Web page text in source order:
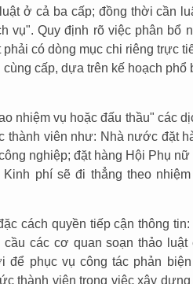
ở cả ba cấp; đồng thời cần
vụ". Quy định rõ việc phân bổ
có dòng mục chi riêng trực
cấp, dựa trên kế hoạch phổ
nhiệm vụ hoặc đấu thầu" các
thành viên như: Nhà nước đặt
nghiệp; đặt hàng Hội Phụ nữ
phí sẽ đi thẳng theo
cách quyền tiếp cận thông tin:
các cơ quan soạn thảo luật
để phục vụ công tác phản
thành viên trong việc xây